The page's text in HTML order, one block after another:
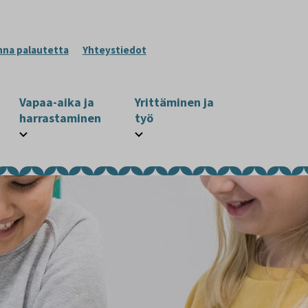
palautetta Yhteystiedot
Vapaa-aika ja
harrastaminen
Yrittäminen ja
työ